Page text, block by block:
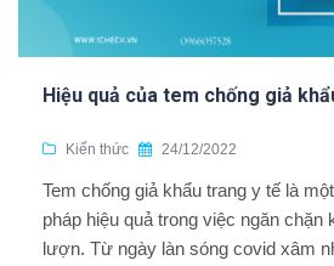
Hiệu quả của tem chống giả
Kiến thức 24/12/2022
Tem chống giả khẩu trang y tế là
pháp hiệu quả trong việc ngăn chặn
lượn. Từ ngày làn sóng covid xâm